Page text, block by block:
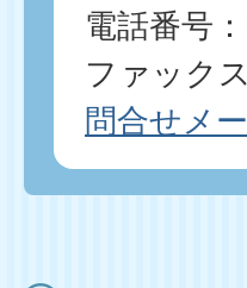
電話番号
ファック
問合せメ